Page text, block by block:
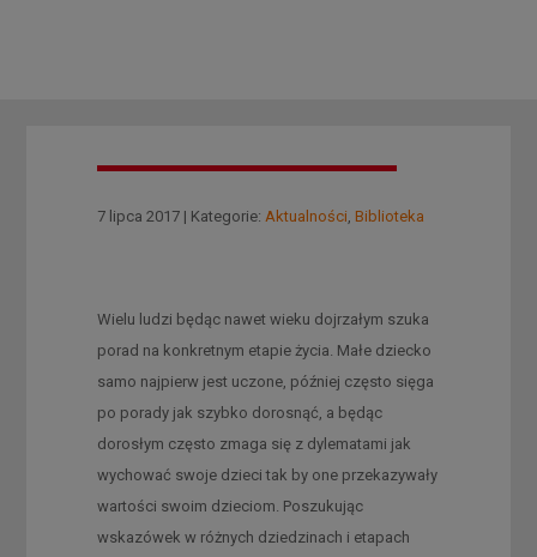
7 lipca 2017 | Kategorie: Aktualności Biblioteka
Wielu ludzi będąc nawet wieku dojrzałym szuka
porad na konkretnym etapie życia. Małe dziecko
samo najpierw jest uczone, później często sięga
po porady jak szybko dorosnąć, a będąc
dorosłym często zmaga się z dylematami jak
wychować swoje dzieci tak by one przekazywały
wartości swoim dzieciom. Poszukując
wskazówek w różnych dziedzinach i etapach